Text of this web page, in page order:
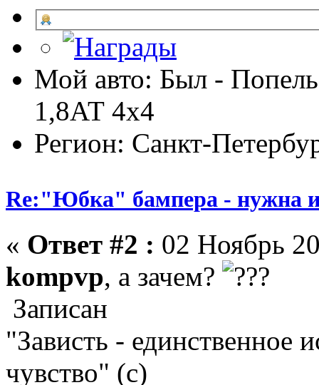
Мой авто: Был -
1,8АТ 4х4
Регион: Санкт-
Re:"Юбка" бампера - нужна
« Ответ #2 : 02 Ноябрь
kompvp, а зачем?
Записан
"Зависть - единственное
чувство" (с)